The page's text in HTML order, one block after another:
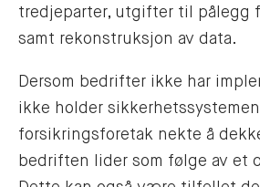
tredjeparter, utgifter til pålegg
samt rekonstruksjon av data.
Dersom bedrifter ikke har
ikke holder
forsikringsforetak nekte å
bedriften lider som følge av et